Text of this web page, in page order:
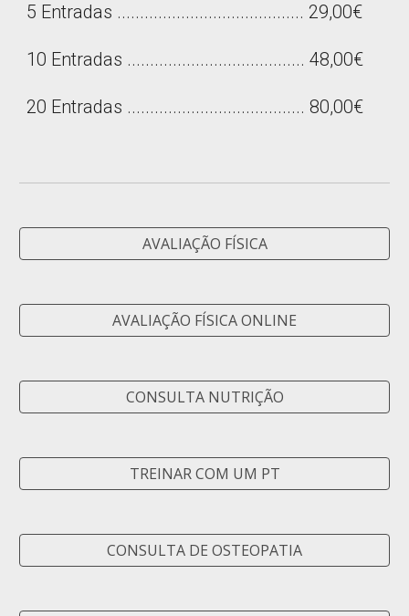
5 Entradas ......................................... 29,00€
10 Entradas ....................................... 48,00€
20 Entradas ....................................... 80,00€
AVALIAÇÃO FÍSICA
AVALIAÇÃO FÍSICA ONLINE
CONSULTA NUTRIÇÃO
TREINAR COM UM PT
CONSULTA DE OSTEOPATIA